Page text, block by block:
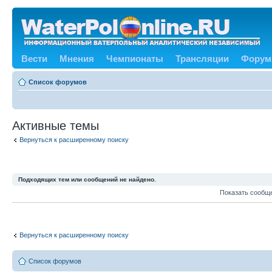
Вести Мнения Чемпионаты Трансляции Форум
Список форумов
Активные темы
Вернуться к расширенному поиску
Подходящих тем или сообщений не найдено.
Показать
Вернуться к расширенному поиску
Список форумов